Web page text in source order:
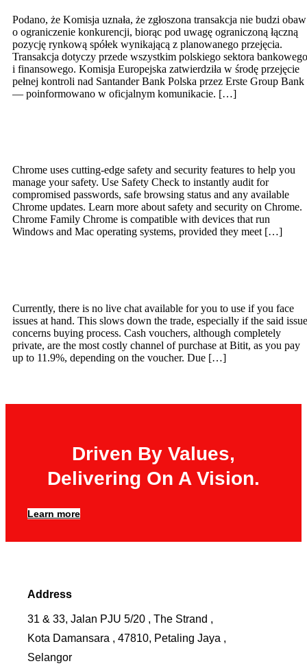
Podano, że Komisja uznała, że zgłoszona transakcja nie budzi obaw
o ograniczenie konkurencji, biorąc pod uwagę ograniczoną łączną
pozycję rynkową spółek wynikającą z planowanego przejęcia.
Transakcja dotyczy przede wszystkim polskiego sektora bankowego
i finansowego. Komisja Europejska zatwierdziła w środę przejęcie
pełnej kontroli nad Santander Bank Polska przez Erste Group Bank
— poinformowano w oficjalnym komunikacie. […]
Chrome uses cutting-edge safety and security features to help you
manage your safety. Use Safety Check to instantly audit for
compromised passwords, safe browsing status and any available
Chrome updates. Learn more about safety and security on Chrome.
Chrome Family Chrome is compatible with devices that run
Windows and Mac operating systems, provided they meet […]
Currently, there is no live chat available for you to use if you face
issues at hand. This slows down the trade, especially if the said issue
concerns buying process. Cash vouchers, although completely
private, are the most costly channel of purchase at Bitit, as you pay
up to 11.9%, depending on the voucher. Due […]
Driven By Values,
Delivering On A Vision.
Learn more
Address
31 & 33, Jalan PJU 5/20 , The Strand ,
Kota Damansara , 47810, Petaling Jaya ,
Selangor